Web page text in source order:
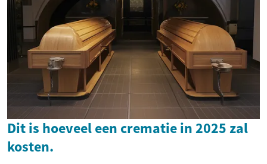
Dit is hoeveel een crematie in 2025 zal
kosten.